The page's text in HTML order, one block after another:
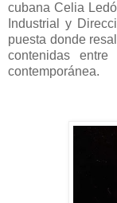
cubana Celia
Industrial y
puesta donde
contenidas
contemporánea.